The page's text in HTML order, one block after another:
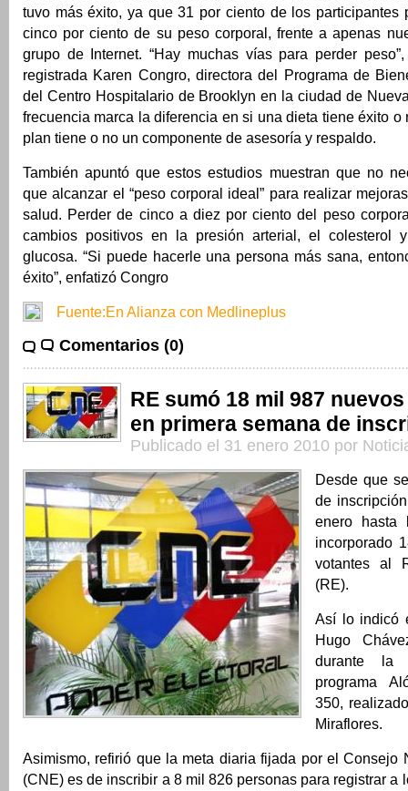
tuvo más éxito, ya que 31 por ciento de los participantes
cinco por ciento de su peso corporal, frente a apenas
grupo de Internet. “Hay muchas vías para perder
registrada Karen Congro, directora del Programa de
del Centro Hospitalario de Brooklyn en la ciudad de
frecuencia marca la diferencia en si una dieta tiene éxito o
plan tiene o no un componente de asesoría y respaldo.
También apuntó que estos estudios muestran que no
que alcanzar el “peso corporal ideal” para realizar
salud. Perder de cinco a diez por ciento del peso
cambios positivos en la presión arterial, el colesterol
glucosa. “Si puede hacerle una persona más sana,
éxito”, enfatizó Congro
Fuente:En Alianza con Medlineplus
Comentarios (0)
RE sumó 18 mil 987
en primera semana de
Publicado el 31 enero 2010 por
Desde que
de
enero hasta
incorporado
votantes al
(RE).
Así lo indicó
Hugo
durante la
programa
350,
Miraflores.
Asimismo, refirió que la meta diaria fijada por el Consejo
(CNE) es de inscribir a 8 mil 826 personas para registrar a